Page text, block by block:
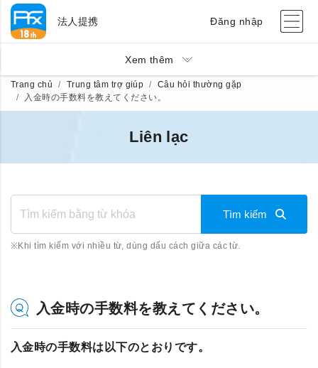
法人提携 Đăng nhập
Xem thêm
Trang chủ Trung tâm trợ giúp
Câu hỏi thường gặp
入金時の手数料を教えてください。
Liên lạc
Tìm kiếm
※Khi tìm kiếm với nhiều từ, dùng dấu cách giữa các từ.
入金時の手数料を教えてください。
入金時の手数料は以下のとおりです。